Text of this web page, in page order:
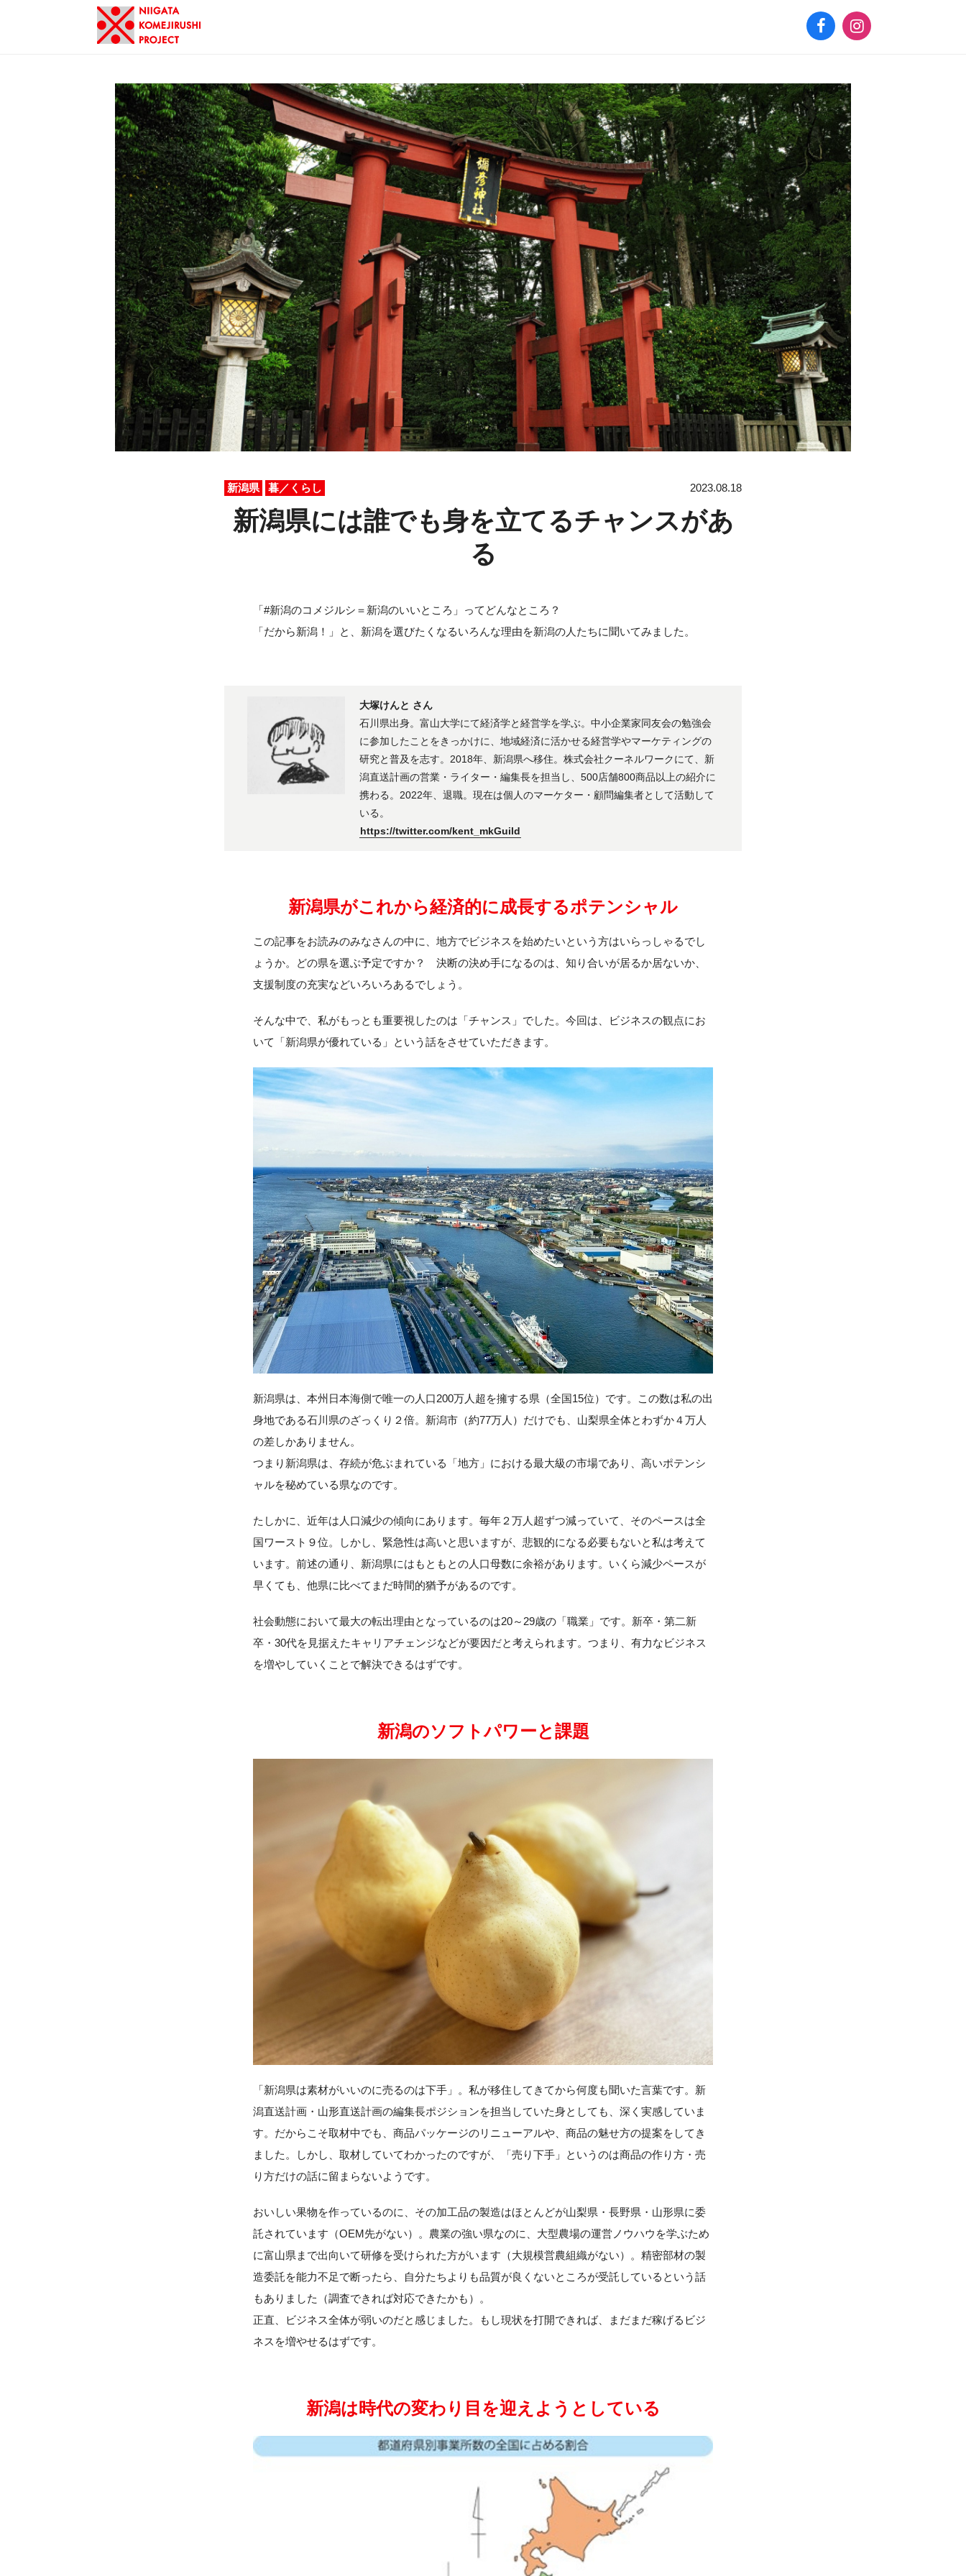
新潟県 暮／くらし 2023.08.18
新潟県には誰でも身を立てるチャンスがあ
る
「#新潟のコメジルシ＝新潟のいいところ」ってどんなところ？
「だから新潟！」と、新潟を選びたくなるいろんな理由を新潟の人たちに聞いてみました。
大塚けんと さん
石川県出身。富山大学にて経済学と経営学を学ぶ。中小企業家同友会の勉強会
に参加したことをきっかけに、地域経済に活かせる経営学やマーケティングの
研究と普及を志す。2018年、新潟県へ移住。株式会社クーネルワークにて、新
潟直送計画の営業・ライター・編集長を担当し、500店舗800商品以上の紹介に
携わる。2022年、退職。現在は個人のマーケター・顧問編集者として活動して
いる。
https://twitter.com/kent_mkGuild
新潟県がこれから経済的に成長するポテンシャル
この記事をお読みのみなさんの中に、地方でビジネスを始めたいという方はいらっしゃるでし
ょうか。どの県を選ぶ予定ですか？ 決断の決め手になるのは、知り合いが居るか居ないか、
支援制度の充実などいろいろあるでしょう。
そんな中で、私がもっとも重要視したのは「チャンス」でした。今回は、ビジネスの観点にお
いて「新潟県が優れている」という話をさせていただきます。
新潟県は、本州日本海側で唯一の人口200万人超を擁する県（全国15位）です。この数は私の出
身地である石川県のざっくり２倍。新潟市（約77万人）だけでも、山梨県全体とわずか４万人
の差しかありません。
つまり新潟県は、存続が危ぶまれている「地方」における最大級の市場であり、高いポテンシ
ャルを秘めている県なのです。
たしかに、近年は人口減少の傾向にあります。毎年２万人超ずつ減っていて、そのペースは全
国ワースト９位。しかし、緊急性は高いと思いますが、悲観的になる必要もないと私は考えて
います。前述の通り、新潟県にはもともとの人口母数に余裕があります。いくら減少ペースが
早くても、他県に比べてまだ時間的猶予があるのです。
社会動態において最大の転出理由となっているのは20～29歳の「職業」です。新卒・第二新
卒・30代を見据えたキャリアチェンジなどが要因だと考えられます。つまり、有力なビジネス
を増やしていくことで解決できるはずです。
新潟のソフトパワーと課題
「新潟県は素材がいいのに売るのは下手」。私が移住してきてから何度も聞いた言葉です。新
潟直送計画・山形直送計画の編集長ポジションを担当していた身としても、深く実感していま
す。だからこそ取材中でも、商品パッケージのリニューアルや、商品の魅せ方の提案をしてき
ました。しかし、取材していてわかったのですが、「売り下手」というのは商品の作り方・売
り方だけの話に留まらないようです。
おいしい果物を作っているのに、その加工品の製造はほとんどが山梨県・長野県・山形県に委
託されています（OEM先がない）。農業の強い県なのに、大型農場の運営ノウハウを学ぶため
に富山県まで出向いて研修を受けられた方がいます（大規模営農組織がない）。精密部材の製
造委託を能力不足で断ったら、自分たちよりも品質が良くないところが受託しているという話
もありました（調査できれば対応できたかも）。
正直、ビジネス全体が弱いのだと感じました。もし現状を打開できれば、まだまだ稼げるビジ
ネスを増やせるはずです。
新潟は時代の変わり目を迎えようとしている